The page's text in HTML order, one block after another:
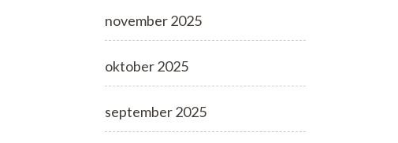
november 2025
oktober 2025
september 2025